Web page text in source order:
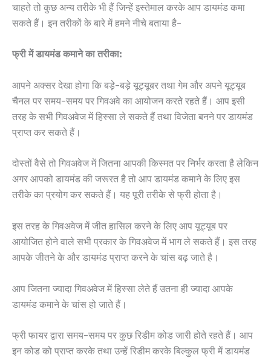
चाहते तो कुछ अन्य तरीके भी हैं जिन्हें इस्तेमाल करके आप डायमंड कमा
सकते हैं। इन तरीकों के बारे में हमने नीचे बताया है-
फ्री में डायमंड कमाने का तरीका:
आपने अक्सर देखा होगा कि बड़े-बड़े यूट्यूबर तथा गेम और अपने यूट्यूब
चैनल पर समय-समय पर गिवअवे का आयोजन करते रहते हैं। आप इसी
तरह के सभी गिवअवेज में हिस्सा ले सकते हैं तथा विजेता बनने पर डायमंड
प्राप्त कर सकते हैं।
दोस्तों वैसे तो गिवअवेज में जितना आपकी किस्मत पर निर्भर करता है लेकिन
अगर आपको डायमंड की जरूरत है तो आप डायमंड कमाने के लिए इस
तरीके का प्रयोग कर सकते हैं। यह पूरी तरीके से फ्री होता है।
इस तरह के गिवअवेज में जीत हासिल करने के लिए आप यूट्यूब पर
आयोजित होने वाले सभी प्रकार के गिवअवेज में भाग ले सकते हैं। इस तरह
आपके जीतने के और डायमंड प्राप्त करने के चांस बढ़ जाते है।
आप जितना ज्यादा गिवअवेज में हिस्सा लेते हैं उतना ही ज्यादा आपके
डायमंड कमाने के चांस हो जाते हैं।
फ्री फायर द्वारा समय-समय पर कुछ रिडीम कोड जारी होते रहते हैं। आप
इन कोड को प्राप्त करके तथा उन्हें रिडीम करके बिल्कुल फ्री में डायमंड